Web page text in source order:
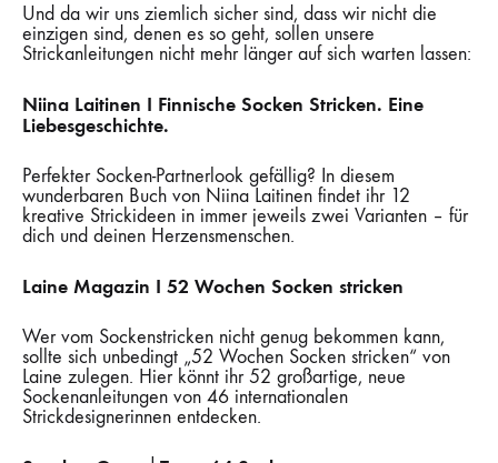
Und da wir uns ziemlich sicher sind, dass wir nicht die
einzigen sind, denen es so geht, sollen unsere
Strickanleitungen nicht mehr länger auf sich warten lassen:
Niina Laitinen I Finnische Socken Stricken. Eine
Liebesgeschichte.
Perfekter Socken-Partnerlook gefällig? In diesem
wunderbaren Buch von Niina Laitinen findet ihr 12
kreative Strickideen in immer jeweils zwei Varianten – für
dich und deinen Herzensmenschen.
Laine Magazin I 52 Wochen Socken stricken
Wer vom Sockenstricken nicht genug bekommen kann,
sollte sich unbedingt „52 Wochen Socken stricken“ von
Laine zulegen. Hier könnt ihr 52 großartige, neue
Sockenanleitungen von 46 internationalen
Strickdesignerinnen entdecken.